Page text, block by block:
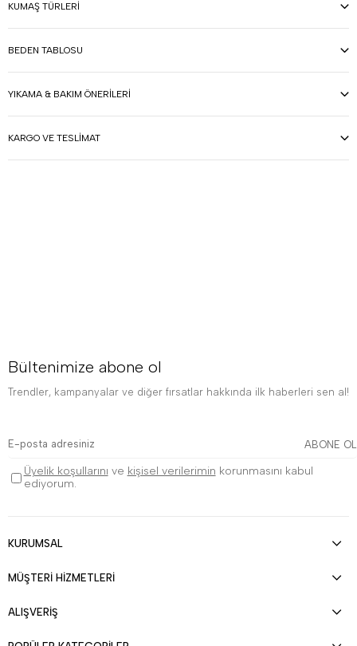
KUMAŞ TÜRLERI
BEDEN TABLOSU
YIKAMA & BAKIM ÖNERILERI
KARGO VE TESLIMAT
Bültenimize abone ol
Trendler, kampanyalar ve diğer fırsatlar hakkında ilk haberleri sen al!
ABONE OL
Üyelik koşullarını ve kişisel verilerimin korunmasını kabul
ediyorum.
KURUMSAL
MÜŞTERİ HİZMETLERİ
ALIŞVERİŞ